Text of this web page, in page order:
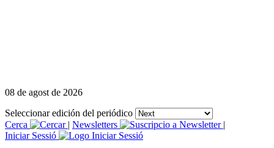
08 de agost de 2026
Seleccionar edición del periódico
Cerca
| Newsletters
|
Iniciar Sessió